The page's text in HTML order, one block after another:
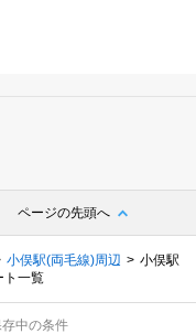
ページの先頭へ
小俣駅(両毛線)周辺
小俣駅
ト一覧
存中の条件